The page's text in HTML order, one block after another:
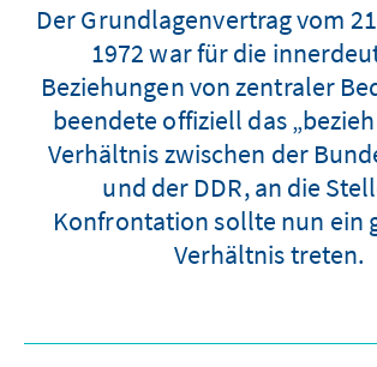
Der Grundlagenvertrag vom
1972 war für die
Beziehungen von zentraler
beendete offiziell das
Verhältnis zwischen der
und der DDR, an die
Konfrontation sollte nun ein
Verhältnis treten.